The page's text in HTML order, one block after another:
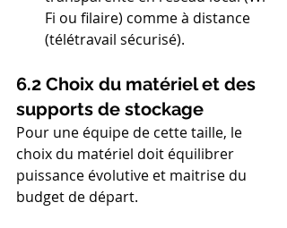
Fi ou filaire) comme à distance
(télétravail sécurisé).
6.2 Choix du matériel et des
supports de stockage
Pour une équipe de cette taille, le
choix du matériel doit équilibrer
puissance évolutive et maitrise du
budget de départ.